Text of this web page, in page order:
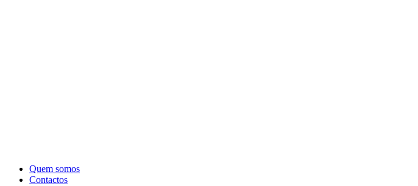
Quem somos
Contactos